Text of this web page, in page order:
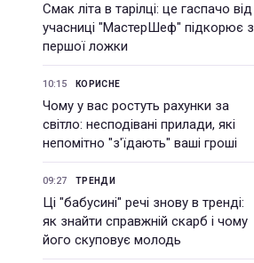
Смак літа в тарілці: це гаспачо від
учасниці "МастерШеф" підкорює з
першої ложки
10:15 КОРИСНЕ
Чому у вас ростуть рахунки за
світло: несподівані прилади, які
непомітно "з'їдають" ваші гроші
09:27 ТРЕНДИ
Ці "бабусині" речі знову в тренді:
як знайти справжній скарб і чому
його скуповує молодь